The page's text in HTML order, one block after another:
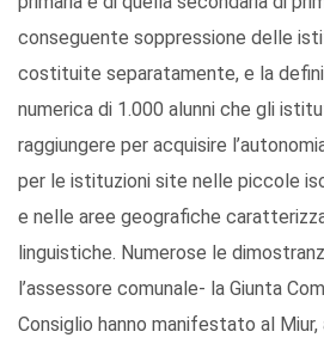
conseguente soppressione delle
costituite separatamente, e la
numerica di 1.000 alunni che gli
raggiungere per acquisire
per le istituzioni site nelle piccole
e nelle aree geografiche
linguistiche. Numerose le
l’assessore comunale- la Giunta
Consiglio hanno manifestato al